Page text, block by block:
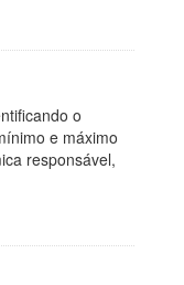
o
e máximo
responsável,